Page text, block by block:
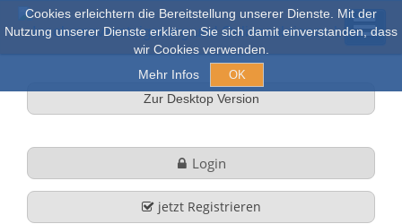
Cookies erleichtern die Bereitstellung unserer Dienste. Mit der
Nutzung unserer Dienste erklären Sie sich damit einverstanden, dass
wir Cookies verwenden.
Mehr Infos
OK
Online açık artırma
Zur Desktop Version
Login
jetzt Registrieren